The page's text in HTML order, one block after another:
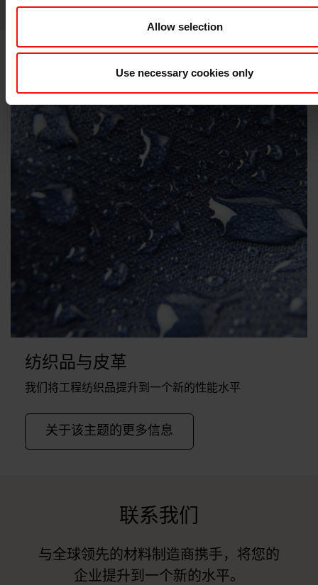
Allow selection
Use necessary cookies only
纺织品与皮革
我们将工程纺织品提升到一个新的性能水平
关于该主题的更多信息
联系我们
与全球领先的材料制造商携手，将您的
企业提升到一个新的水平。